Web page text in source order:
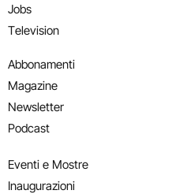
Jobs
Television
Abbonamenti
Magazine
Newsletter
Podcast
Eventi e Mostre
Inaugurazioni